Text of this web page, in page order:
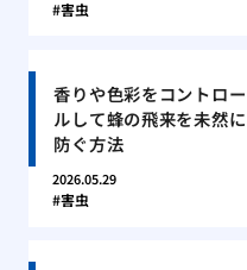
害虫
香りや色彩をコントロー
ルして蜂の飛来を未然に
防ぐ方法
2026.05.29
害虫